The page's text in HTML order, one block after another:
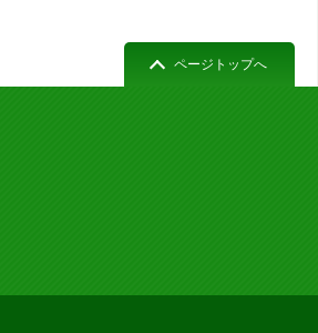
ページトップへ